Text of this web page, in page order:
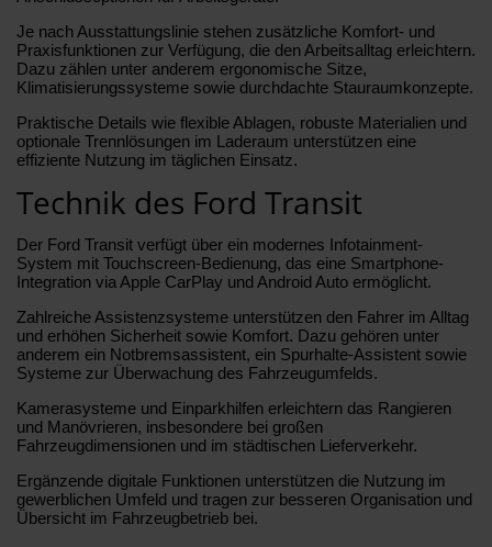
Je nach Ausstattungslinie stehen zusätzliche Komfort- und
Praxisfunktionen zur Verfügung, die den Arbeitsalltag erleichtern.
Dazu zählen unter anderem ergonomische Sitze,
Klimatisierungssysteme sowie durchdachte Stauraumkonzepte.
Praktische Details wie flexible Ablagen, robuste Materialien und
optionale Trennlösungen im Laderaum unterstützen eine
effiziente Nutzung im täglichen Einsatz.
Technik des Ford Transit
Der Ford Transit verfügt über ein modernes Infotainment-
System mit Touchscreen-Bedienung, das eine Smartphone-
Integration via Apple CarPlay und Android Auto ermöglicht.
Zahlreiche Assistenzsysteme unterstützen den Fahrer im Alltag
und erhöhen Sicherheit sowie Komfort. Dazu gehören unter
anderem ein Notbremsassistent, ein Spurhalte-Assistent sowie
Systeme zur Überwachung des Fahrzeugumfelds.
Kamerasysteme und Einparkhilfen erleichtern das Rangieren
und Manövrieren, insbesondere bei großen
Fahrzeugdimensionen und im städtischen Lieferverkehr.
Ergänzende digitale Funktionen unterstützen die Nutzung im
gewerblichen Umfeld und tragen zur besseren Organisation und
Übersicht im Fahrzeugbetrieb bei.